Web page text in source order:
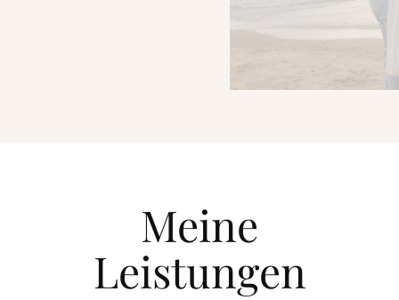
Meine
Leistungen